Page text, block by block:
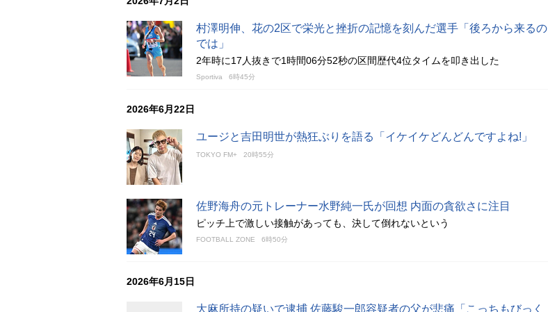
村澤明伸、花の2区で栄光と挫折の記憶を刻んだ選手「後ろから来るの
では」
2年時に17人抜きで1時間06分52秒の区間歴代4位タイムを叩き出した
Sportiva 6時45分
2026年6月22日
ユージと吉田明世が熱狂ぶりを語る「イケイケどんどんですよね!」
TOKYO FM+ 20時55分
佐野海舟の元トレーナー水野純一氏が回想 内面の貪欲さに注目
ピッチ上で激しい接触があっても、決して倒れないという
FOOTBALL ZONE 6時50分
2026年6月15日
大麻所持の疑いで逮捕 佐藤駿一郎容疑者の父が悲痛「こっちもびっく